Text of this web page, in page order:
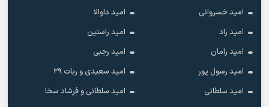
امید خسروانی
امید داوالا
امید راد
امید راستین
امید رامان
امید رجبی
امید رسول پور
امید سعیدی و ربات ۲۹
امید سلطانی
امید سلطانی و فرشاد سخا